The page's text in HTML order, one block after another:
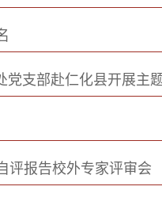
支部赴仁化县开展主
评报告校外专家评审会